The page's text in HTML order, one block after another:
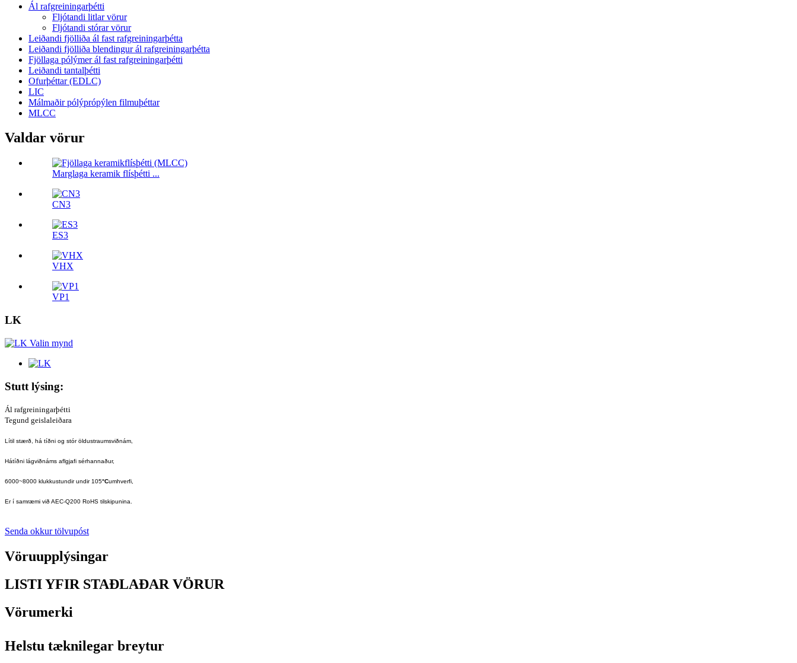
Ál rafgreiningarþétti
Fljótandi litlar vörur
Fljótandi stórar vörur
Leiðandi fjölliða ál fast rafgreiningarþétta
Leiðandi fjölliða blendingur ál rafgreiningarþétta
Fjöllaga pólýmer ál fast rafgreiningarþétti
Leiðandi tantalþétti
Ofurþéttar (EDLC)
LIC
Málmaðir pólýprópýlen filmuþéttar
MLCC
Valdar vörur
Marglaga keramik flísþétti ...
CN3
ES3
VHX
VP1
LK
Stutt lýsing:
Ál rafgreiningarþétti
Tegund geislaleiðara
Lítil stærð, há tíðni og stór öldustraumsviðnám,
Hátíðni lágviðnáms aflgjafi sérhannaður,
6000~8000 klukkustundir undir 105°Cumhverfi,
Er í samræmi við AEC-Q200 RoHS tilskipunina.
Senda okkur tölvupóst
Vöruupplýsingar
LISTI YFIR STAÐLAÐAR VÖRUR
Vörumerki
Helstu tæknilegar breytur